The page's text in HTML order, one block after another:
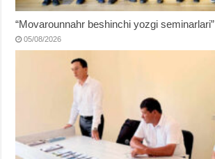
“Movarounnahr beshinchi yozgi
05/08/2026